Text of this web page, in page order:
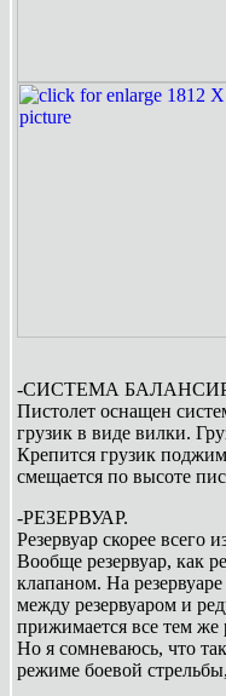
-СИСТЕМА
Пистолет оснащен
грузик в виде вилки.
Крепится грузик
смещается по высоте
-РЕЗЕРВУАР.
Резервуар скорее
Вообще резервуар, как
клапаном. На
между резервуаром и
прижимается все тем же
Но я сомневаюсь, что
режиме боевой